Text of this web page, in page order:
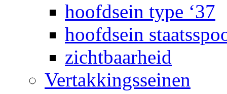
hoofdsein type ‘37
hoofdsein
zichtbaarheid
Vertakkingsseinen